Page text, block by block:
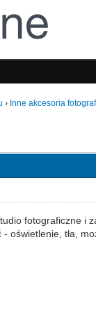
› Inne akcesoria
fotograficzne i
oświetlenie, tła,